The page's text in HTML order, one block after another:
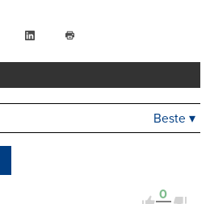
FacebookLinkedIn
drucken
Beste ▾
0